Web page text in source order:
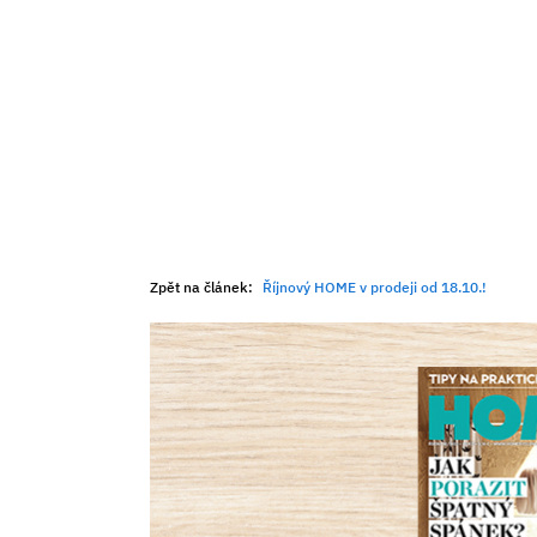
Zpět na článek: Říjnový HOME v prodeji od 18.10.!